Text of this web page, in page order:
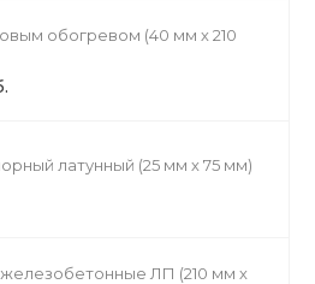
обогревом (40 мм х 210
латунный (25 мм х 75 мм)
ЛП (210 мм х